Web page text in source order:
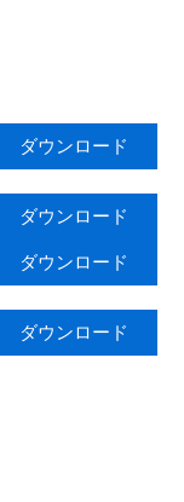
ダウンロード
ダウンロード
ダウンロード
ダウンロード